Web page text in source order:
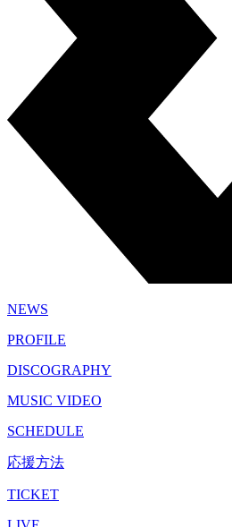
NEWS
PROFILE
DISCOGRAPHY
MUSIC VIDEO
SCHEDULE
応援方法
TICKET